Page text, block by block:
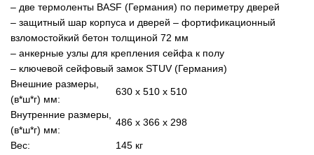
– две термоленты BASF (Германия) по периметру дверей
– защитный шар корпуса и дверей – фортификационный
взломостойкий бетон толщиной 72 мм
– анкерные узлы для крепления сейфа к полу
– ключевой сейфовый замок STUV (Германия)
Внешние размеры,
(в*ш*г) мм:
630 х 510 х 510
Внутренние размеры,
(в*ш*г) мм:
486 х 366 х 298
Вес:
145 кг